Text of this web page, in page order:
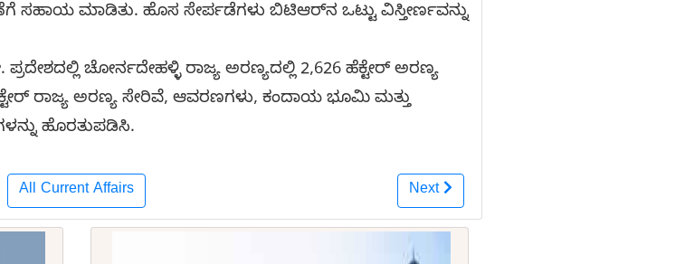
ಸಹಾಯ ಮಾಡಿತು. ಹೊಸ ಸೇರ್ಪಡೆಗಳು ಬಿಟಿಆರ್‌ನ ಒಟ್ಟು ವಿಸ್ತೀರ್ಣವನ್ನು
ಚೋರ್ನದೇಹಳ್ಳಿ ರಾಜ್ಯ ಅರಣ್ಯದಲ್ಲಿ 2,626 ಹೆಕ್ಟೇರ್ ಅರಣ್ಯ
ರಾಜ್ಯ ಅರಣ್ಯ ಸೇರಿವೆ, ಆವರಣಗಳು, ಕಂದಾಯ ಭೂಮಿ ಮತ್ತು
ಹೊರತುಪಡಿಸಿ.
All Current Affairs Next